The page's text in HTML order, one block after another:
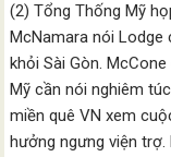
(2) Tổng Thống Mỹ
McNamara nói
khỏi Sài Gòn.
Mỹ cần nói nghiêm
miền quê VN xem
hưởng ngưng viện